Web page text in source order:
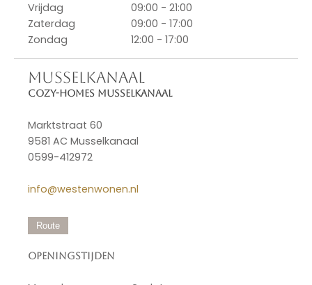
Vrijdag
09:00 - 21:00
Zaterdag
09:00 - 17:00
Zondag
12:00 - 17:00
MUSSELKANAAL
Cozy-Homes Musselkanaal
Marktstraat 60
9581 AC Musselkanaal
0599-412972
info@westenwonen.nl
Route
Openingstijden